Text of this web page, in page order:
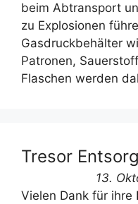
beim Abtransport
zu Explosionen
Gasdruckbehälter
Patronen,
Flaschen werden
Tresor
13.
Vielen Dank für ihre